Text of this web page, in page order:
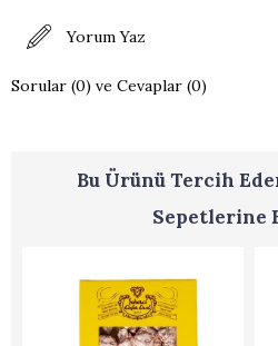
Yorum Yaz
Sorular (0) ve Cevaplar (0)
Bu Ürünü Tercih
Sepetlerine